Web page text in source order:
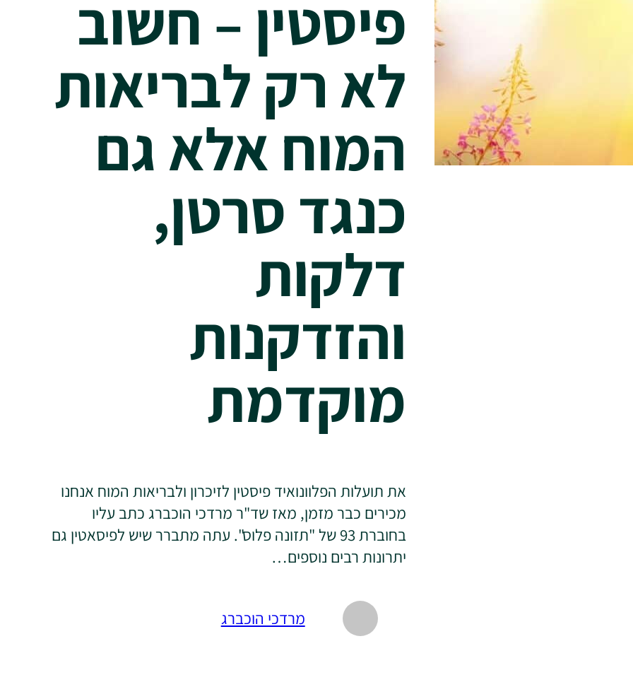
פיסטין – חשוב
לא רק לבריאות
המוח אלא גם
כנגד סרטן,
דלקות
והזדקנות
מוקדמת
את תועלות הפלוונואיד פיסטין לזיכרון ולבריאות המוח אנחנו
מכירים כבר מזמן, מאז שד"ר מרדכי הוכברג כתב עליו
בחוברת 93 של "תזונה פלוס". עתה מתברר שיש לפיסאטין גם
יתרונות רבים נוספים…
מרדכי הוכברג